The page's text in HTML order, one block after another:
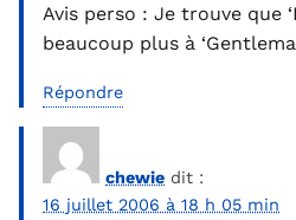
Avis perso : Je trouve que
beaucoup plus à
Répondre
chewie dit :
16 juillet 2006 à 18 h 05 min